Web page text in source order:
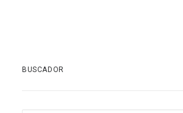
BUSCADOR